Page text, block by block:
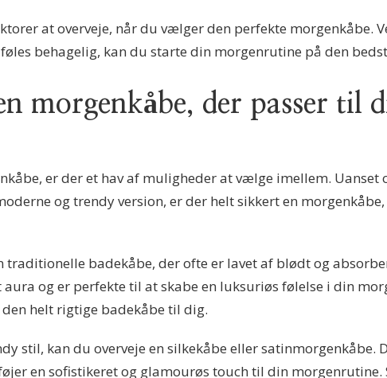
at overveje, når du vælger den perfekte morgenkåbe.
behagelig, kan du starte din morgenrutine på den
morgenkåbe, der passer til
er der et hav af muligheder at vælge imellem.
og trendy version, er der helt sikkert en
badekåbe, der ofte er lavet af blødt og
og er perfekte til at skabe en luksuriøs følelse i din
helt rigtige badekåbe til dig.
stil, kan du overveje en silkekåbe eller satinmorgenkåbe.
en sofistikeret og glamourøs touch til din morgenrutine.